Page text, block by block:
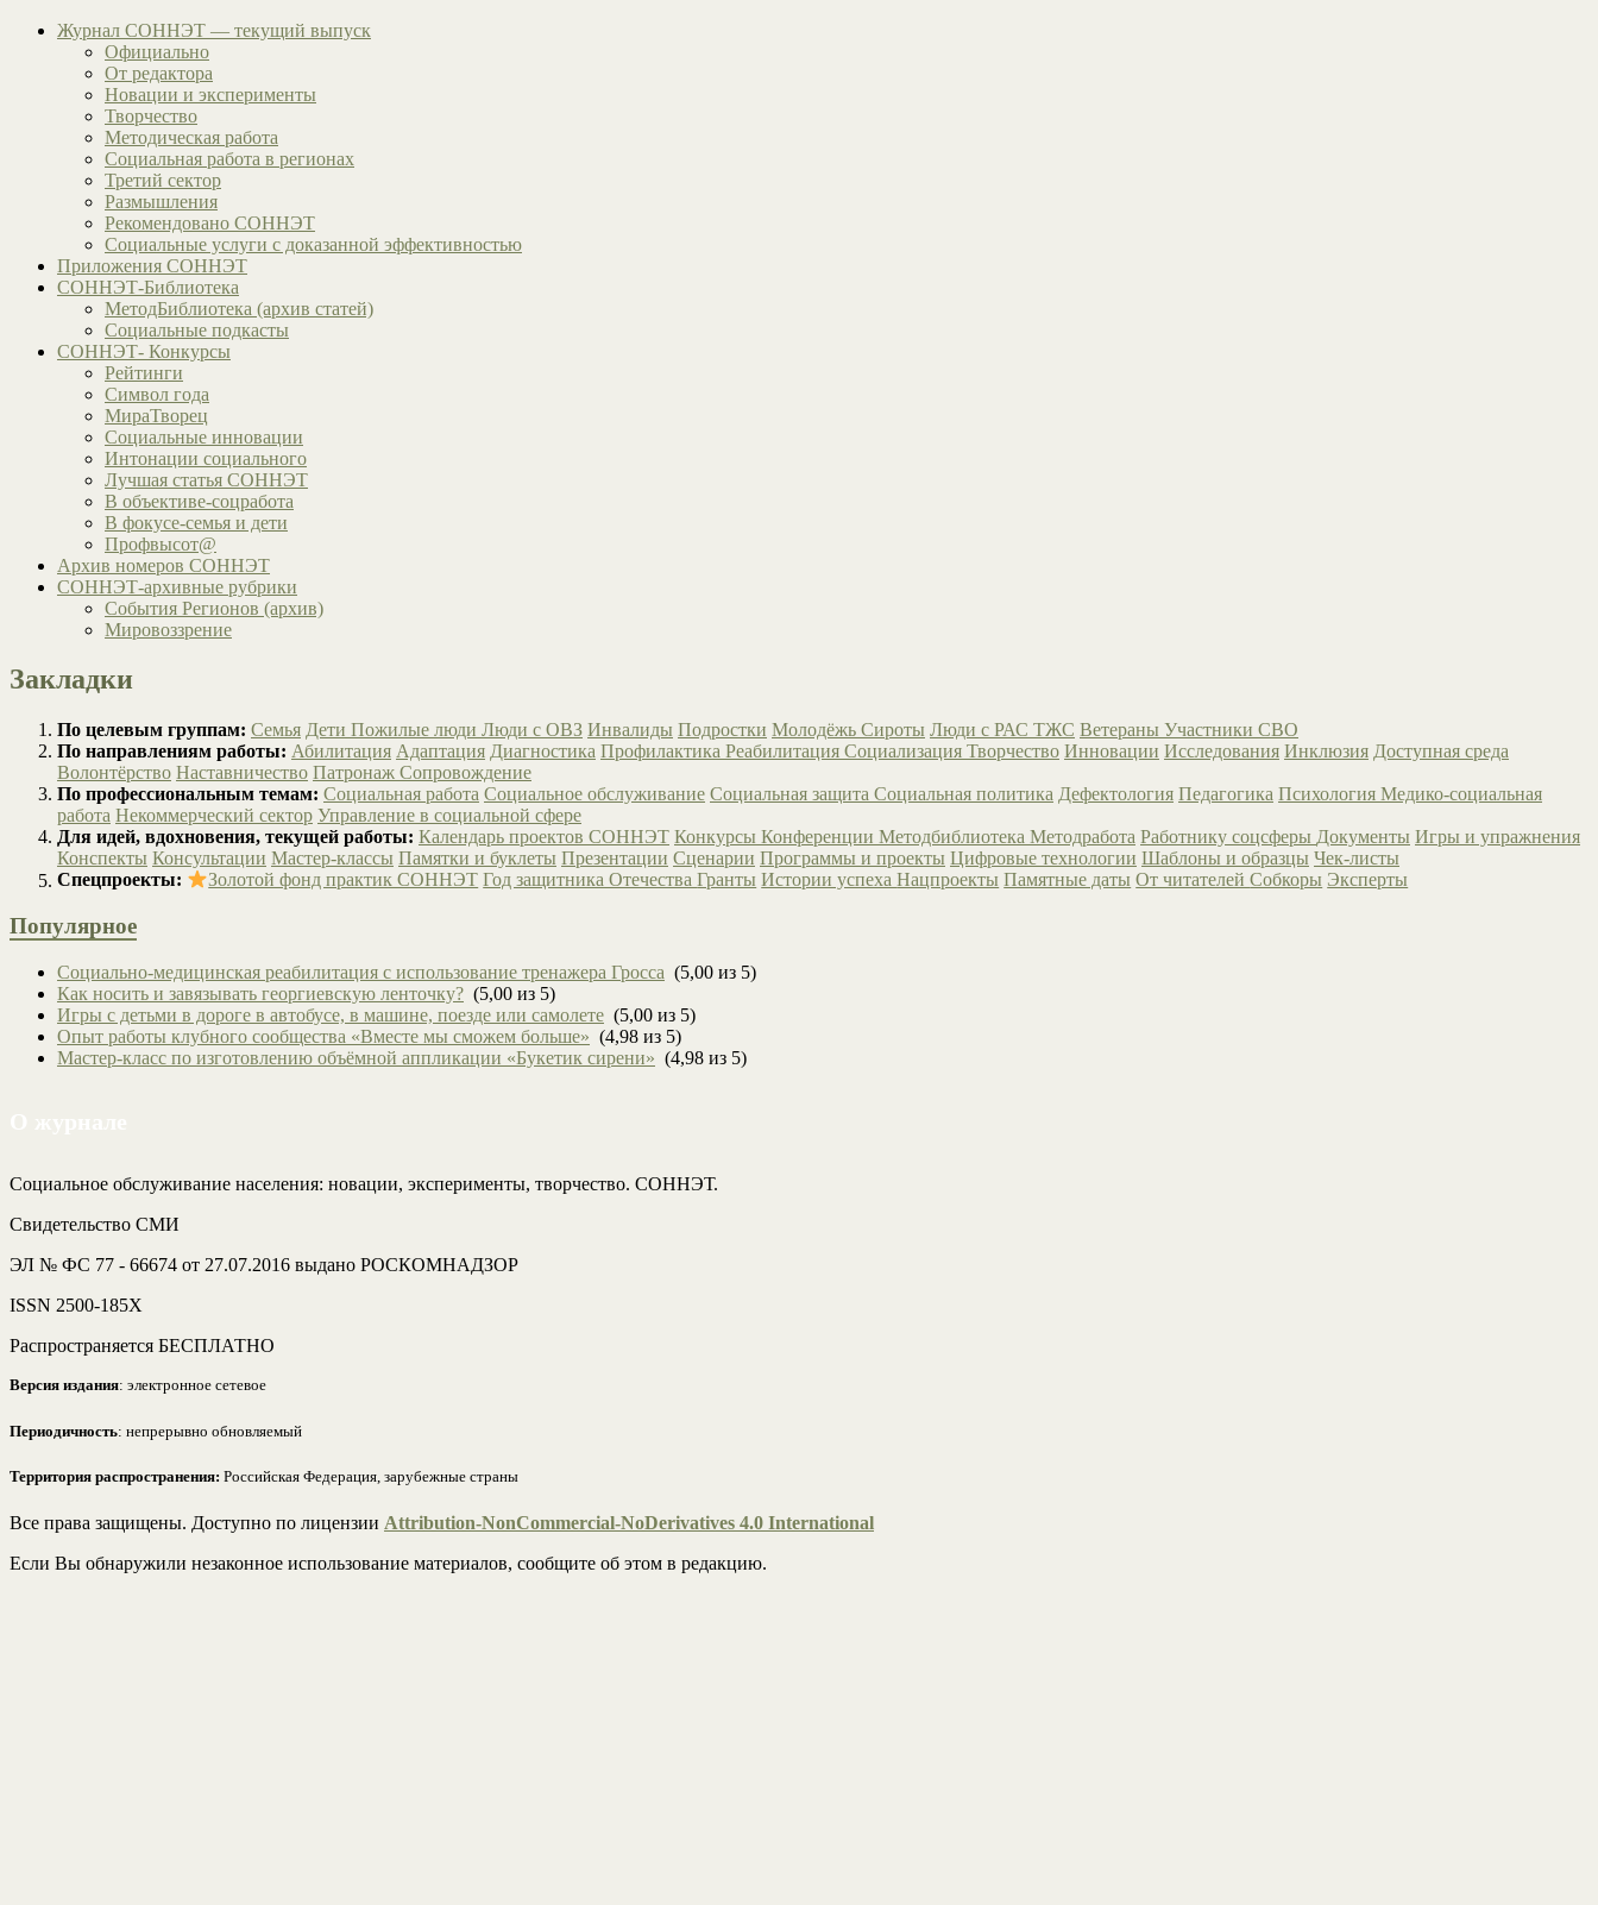
Журнал СОННЭТ — текущий выпуск
Официально
От редактора
Новации и эксперименты
Творчество
Методическая работа
Социальная работа в регионах
Третий сектор
Размышления
Рекомендовано СОННЭТ
Социальные услуги с доказанной эффективностью
Приложения СОННЭТ
СОННЭТ-Библиотека
МетодБиблиотека (архив статей)
Социальные подкасты
СОННЭТ- Конкурсы
Рейтинги
Символ года
МираТворец
Социальные инновации
Интонации социального
Лучшая статья СОННЭТ
В объективе-соцработа
В фокусе-семья и дети
Профвысот@
Архив номеров СОННЭТ
СОННЭТ-архивные рубрики
События Регионов (архив)
Мировоззрение
Закладки
По целевым группам: Семья Дети Пожилые люди Люди с ОВЗ Инвалиды Подростки Молодёжь Сироты Люди с РАС ТЖС Ветераны Участники СВО
По направлениям работы: Абилитация Адаптация Диагностика Профилактика Реабилитация Социализация Творчество Инновации Исследования Инклюзия Доступная среда
Волонтёрство Наставничество Патронаж Сопровождение
По профессиональным темам: Социальная работа Социальное обслуживание Социальная защита Социальная политика Дефектология Педагогика Психология Медико-социальная
работа Некоммерческий сектор Управление в социальной сфере
Для идей, вдохновения, текущей работы: Календарь проектов СОННЭТ Конкурсы Конференции Методбиблиотека Методработа Работнику соцсферы Документы Игры и упражнения
Конспекты Консультации Мастер-классы Памятки и буклеты Презентации Сценарии Программы и проекты Цифровые технологии Шаблоны и образцы Чек-листы
Спецпроекты:
Золотой фонд практик СОННЭТ Год защитника ОтечестваГранты Истории успехаНацпроекты Памятные даты От читателейСобкоры Эксперты
Популярное
Социально-медицинская реабилитация с использование тренажера Гросса (5,00 из 5)
Как носить и завязывать георгиевскую ленточку? (5,00 из 5)
Игры с детьми в дороге в автобусе, в машине, поезде или самолете (5,00 из 5)
Опыт работы клубного сообщества «Вместе мы сможем больше» (4,98 из 5)
Мастер-класс по изготовлению объёмной аппликации «Букетик сирени» (4,98 из 5)
Социальное обслуживание населения: новации, эксперименты, творчество. СОННЭТ.
Свидетельство СМИ
ЭЛ № ФС 77 - 66674 от 27.07.2016 выдано РОСКОМНАДЗОР
ISSN 2500-185Х
Распространяется БЕСПЛАТНО
Версия издания: электронное сетевое
Периодичность: непрерывно обновляемый
Территория распространения: Российская Федерация, зарубежные страны
Все права защищены. Доступно по лицензии Attribution-NonCommercial-NoDerivatives 4.0 International
Если Вы обнаружили незаконное использование материалов, сообщите об этом в редакцию.